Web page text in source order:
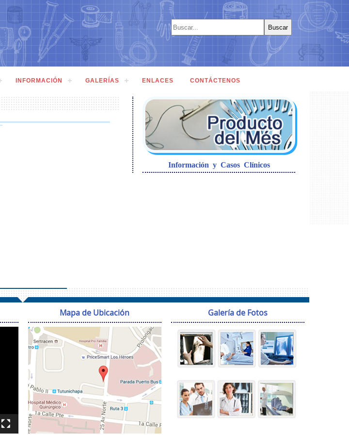
INFORMACIÓN GALERÍAS ENLACES CONTÁCTENOS
Información y Casos Clínicos
Mapa de Ubicación Galería de Fotos